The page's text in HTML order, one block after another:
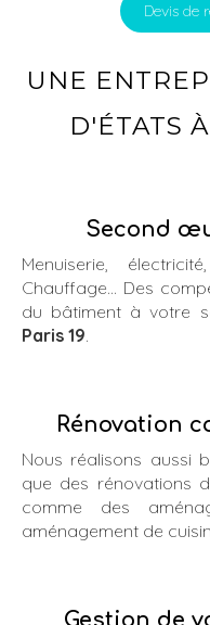
Devis de
UNE
D'ÉTATS
Second
Menuiserie,
Chauffage... Des
du bâtiment à votre
Paris 19.
Rénovation
Nous réalisons aussi
que des rénovations
comme des
aménagement de